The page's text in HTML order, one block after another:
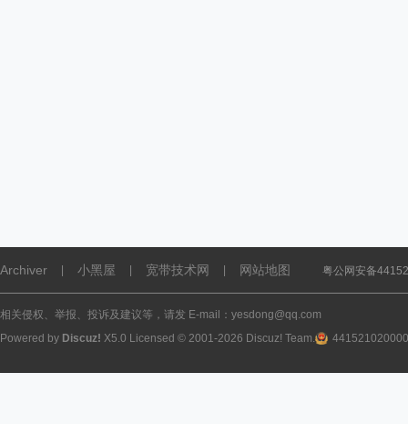
Archiver 小黑屋 宽带技术网 网站地图 粤公网安备
相关侵权、举报、投诉及建议等，请发 E-mail：yesdong@qq.com
Powered by Discuz! X5.0 Licensed © 2001-2026 Discuz! Team.